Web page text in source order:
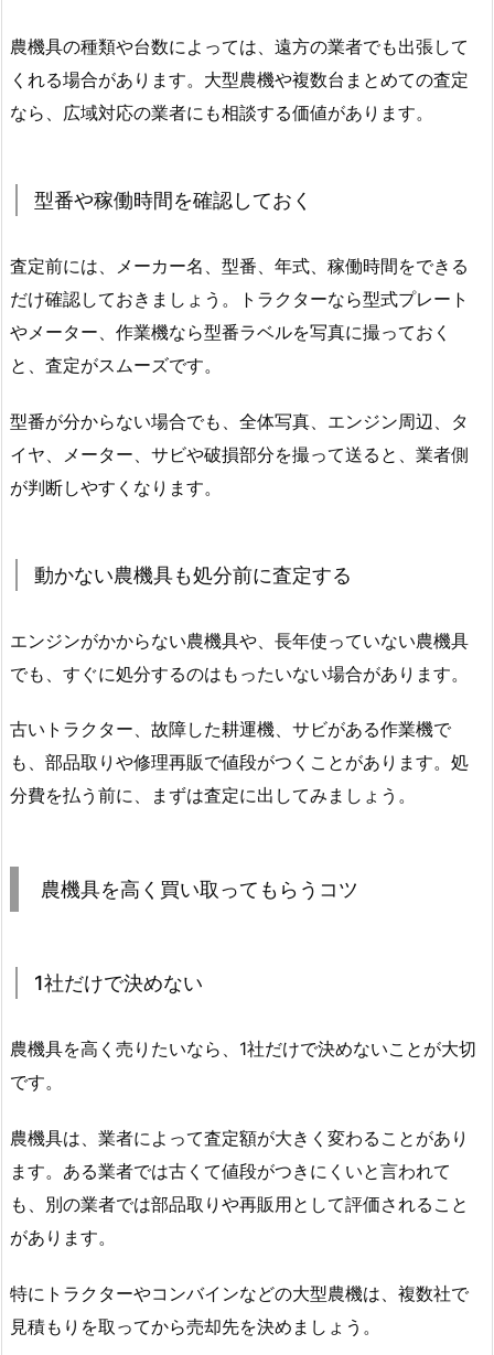
農機具の種類や台数によっては、遠方の業者でも出張して
くれる場合があります。大型農機や複数台まとめての査定
なら、広域対応の業者にも相談する価値があります。
型番や稼働時間を確認しておく
査定前には、メーカー名、型番、年式、稼働時間をできる
だけ確認しておきましょう。トラクターなら型式プレート
やメーター、作業機なら型番ラベルを写真に撮っておく
と、査定がスムーズです。
型番が分からない場合でも、全体写真、エンジン周辺、タ
イヤ、メーター、サビや破損部分を撮って送ると、業者側
が判断しやすくなります。
動かない農機具も処分前に査定する
エンジンがかからない農機具や、長年使っていない農機具
でも、すぐに処分するのはもったいない場合があります。
古いトラクター、故障した耕運機、サビがある作業機で
も、部品取りや修理再販で値段がつくことがあります。処
分費を払う前に、まずは査定に出してみましょう。
農機具を高く買い取ってもらうコツ
1社だけで決めない
農機具を高く売りたいなら、1社だけで決めないことが大切
です。
農機具は、業者によって査定額が大きく変わることがあり
ます。ある業者では古くて値段がつきにくいと言われて
も、別の業者では部品取りや再販用として評価されること
があります。
特にトラクターやコンバインなどの大型農機は、複数社で
見積もりを取ってから売却先を決めましょう。